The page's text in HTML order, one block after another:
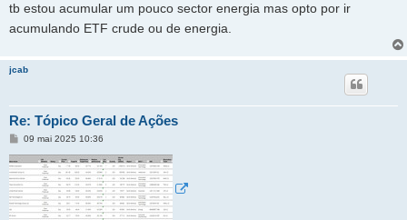
tb estou acumular um pouco sector energia mas opto por ir
acumulando ETF crude ou de energia.
jcab
Re: Tópico Geral de Ações
M
s
a
g
e
m
09 mai 2025 10:36